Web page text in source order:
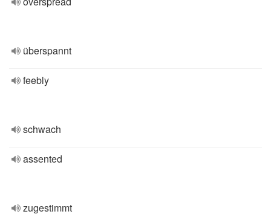
überspannt
feebly
schwach
assented
zugestimmt